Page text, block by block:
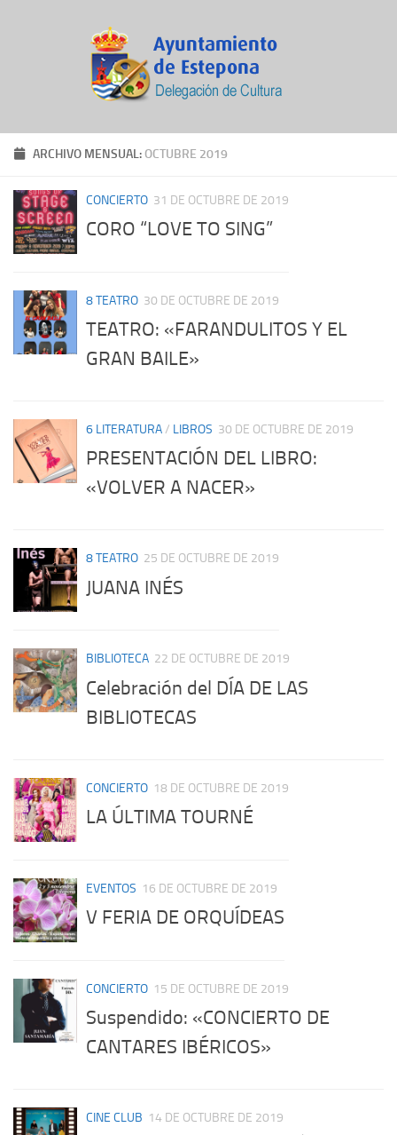
ARCHIVO MENSUAL:OCTUBRE 2019
CONCIERTO 31 DE OCTUBRE DE 2019
CORO “LOVE TO SING”
8 TEATRO 30 DE OCTUBRE DE 2019
TEATRO: «FARANDULITOS Y EL
GRAN BAILE»
6 LITERATURA/ LIBROS 30 DE OCTUBRE DE 2019
PRESENTACIÓN DEL LIBRO:
«VOLVER A NACER»
8 TEATRO 25 DE OCTUBRE DE 2019
JUANA INÉS
BIBLIOTECA 22 DE OCTUBRE DE 2019
Celebración del DÍA DE LAS
BIBLIOTECAS
CONCIERTO 18 DE OCTUBRE DE 2019
LA ÚLTIMA TOURNÉ
EVENTOS 16 DE OCTUBRE DE 2019
V FERIA DE ORQUÍDEAS
CONCIERTO 15 DE OCTUBRE DE 2019
Suspendido: «CONCIERTO DE
CANTARES IBÉRICOS»
CINE CLUB 14 DE OCTUBRE DE 2019